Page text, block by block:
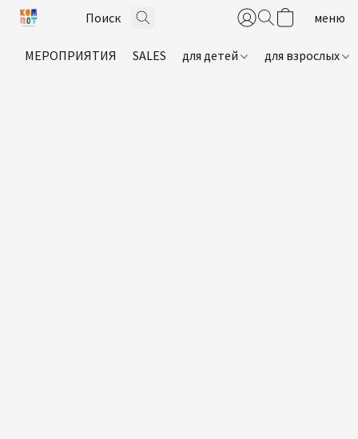
МЕРОПРИЯТИЯ SALES для детей для взрослых